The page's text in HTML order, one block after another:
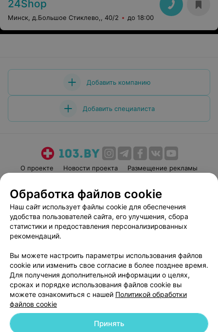
24Shop
Минск, д.Большое Стиклево,, 40/2 до 18:00
Добавить компанию
Добавить специалиста
О проекте Новости проекта
Размещение рекламы
Пользовательское соглашение
Способы оплаты
Вакансии
Партнеры
Написать руководителю 103.by
Обработка персональных данных
© 2026 ООО «Артокс Лаб», УНП 191700409 | 220012, Республика Беларусь,
Обработка файлов cookie
Наш сайт использует файлы cookie для обеспечения
удобства пользователей сайта, его улучшения, сбора
статистики и предоставления персонализированных
рекомендаций.
Вы можете настроить параметры использования файлов
cookie или изменить свое согласие в более позднее время.
Для получения дополнительной информации о целях,
сроках и порядке использования файлов cookie вы
можете ознакомиться с нашей Политикой обработки
файлов cookie
Принять